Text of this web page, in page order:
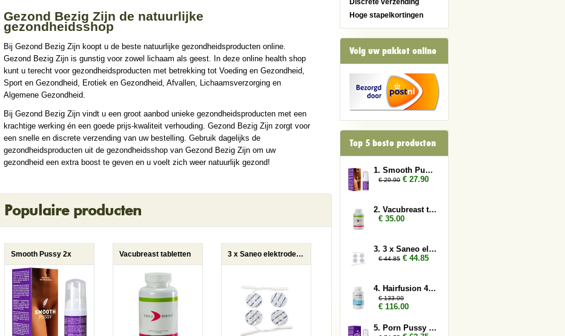
Gezond Bezig Zijn de natuurlijke
gezondheidsshop
Bij Gezond Bezig Zijn koopt u de beste natuurlijke gezondheidsproducten online.
Gezond Bezig Zijn is gunstig voor zowel lichaam als geest. In deze online health shop
kunt u terecht voor gezondheidsproducten met betrekking tot Voeding en Gezondheid,
Sport en Gezondheid, Erotiek en Gezondheid, Afvallen, Lichaamsverzorging en
Algemene Gezondheid.
Bij Gezond Bezig Zijn vindt u een groot aanbod unieke gezondheidsproducten met een
krachtige werking én een goede prijs-kwaliteit verhouding. Gezond Bezig Zijn zorgt voor
een snelle en discrete verzending van uw bestelling. Gebruik dagelijks de
gezondheidsproducten uit de gezondheidsshop van Gezond Bezig Zijn om uw
gezondheid een extra boost te geven en u voelt zich weer natuurlijk gezond!
Populaire producten
Smooth Pussy 2x Vacubreast tabletten 3 x Saneo elektroden rond
Hoge stapelkortingen
Volg uw pakket online
Top 5 beste producten
1. Smooth Pussy 2x
€ 29.90 € 27.90
2. Vacubreast tabletten
€ 35.00
3. 3 x Saneo elektroden rond
€ 44.85 € 44.85
4. Hairfusion 4 plus 3 gratis
€ 133.00
€ 116.00
5. Porn Pussy 5x